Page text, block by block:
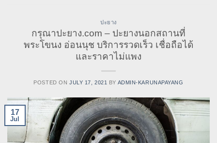
ปะยาง
กรุณาปะยาง.com – ปะยางนอกสถานที่
พระโขนง อ่อนนุช บริการรวดเร็ว เชื่อถือได้
และราคาไม่แพง
POSTED ON JULY 17, 2021 BY ADMIN-KARUNAPAYANG
17
Jul